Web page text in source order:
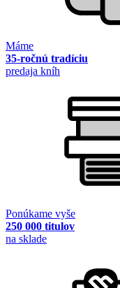
Máme
35-ročnú tradíciu
predaja kníh
Ponúkame vyše
250 000 titulov
na sklade